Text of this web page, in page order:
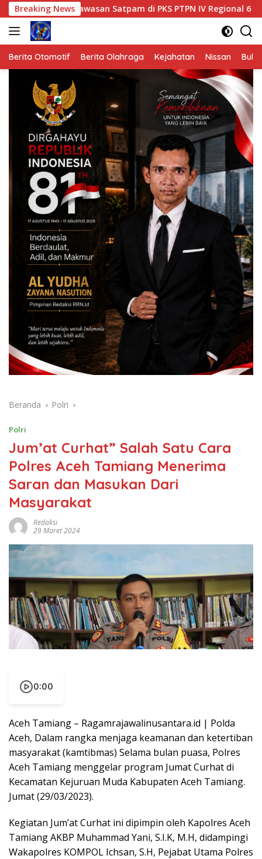
Langsung
ke
konten
Breaking News
Satpam di PKS PTPN IV Regional 6 Pulau Tiga
Berita Otomotif Berita Olahraga Kejahatan Nissan
Beranda Polri
Polri
Jum’at Curhat” Salah Satu Cara
Polres Aceh Tamiang Menerima
Saran dan Masukan Dari
Masyarakat
Redaksi
29 Maret 2024
0:00
Aceh Tamiang – Ragamrajawalinusantara.id | Polda
Aceh, Dalam rangka menjaga keamanan dan ketertiban
masyarakat (kamtibmas) Selama bulan puasa, Polres
Aceh Tamiang menggelar program Jumat Curhat di
Kecamatan Kejuruan Muda Kabupaten Aceh Tamiang.
Jumat (29/03/2023).
Kegiatan Jum’at Curhat ini dipimpin oleh Kapolres Aceh
Tamiang AKBP Muhammad Yani, S.I.K, M.H, didampingi
Wakapolres KOMPOL Ichsan, S.H, Pejabat Utama Polres